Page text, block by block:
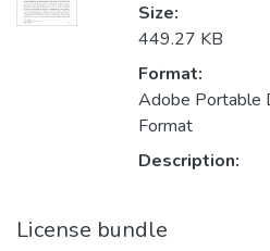
Size:
449.27 KB
Format:
Adobe Portable
Format
Description:
License bundle